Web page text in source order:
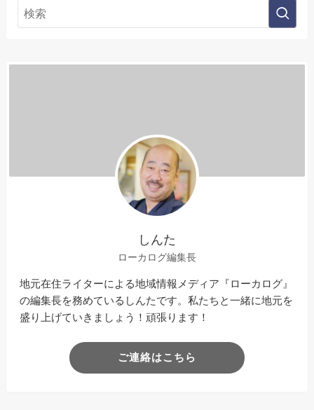
しんた
ローカログ編集長
地元在住ライターによる地域情報メディア『ローカログ』
の編集長を務めているしんたです。私たちと一緒に地元を
盛り上げていきましょう！頑張ります！
ご連絡はこちら